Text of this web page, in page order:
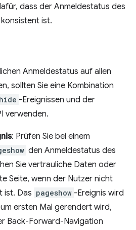
dass der Anmeldestatus des
ist.
Anmeldestatus auf allen
sollten Sie eine Kombination
-Ereignissen und der
verwenden.
: Prüfen Sie bei einem
den Anmeldestatus des
Sie vertrauliche Daten oder
Seite, wenn der Nutzer nicht
ist. Das pageshow -Ereignis wird
ersten Mal gerendert wird,
Back-Forward-Navigation